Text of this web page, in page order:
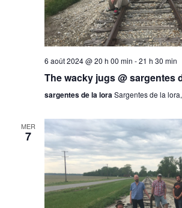
6 août 2024 @ 20 h 00 min -21 h 30 min
The wacky jugs @ sargentes
sargentes de la loraSargentes de la
MER
7